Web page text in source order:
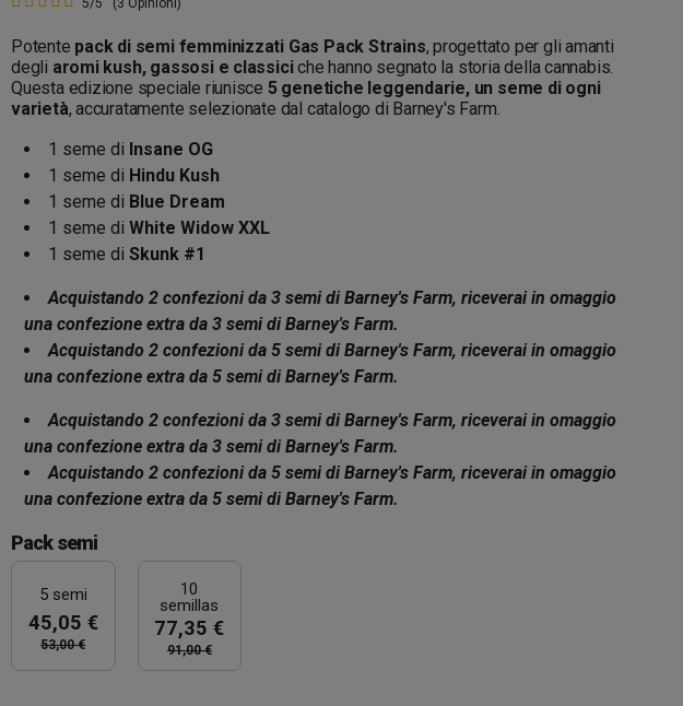
5/5 (3 Opinioni)
Potente pack di semi femminizzati Gas Pack Strains, progettato per gli amanti
degli aromi kush, gassosi e classiciche hanno segnato la storia della cannabis.
Questa edizione speciale riunisce 5 genetiche leggendarie, un seme di ogni
varietà, accuratamente selezionate dal catalogo di Barney's Farm.
1 seme di Insane OG
1 seme di Hindu Kush
1 seme di Blue Dream
1 seme di White Widow XXL
1 seme di Skunk #1
Acquistando 2 confezioni da 3 semi di Barney's Farm, riceverai in omaggio
una confezione extra da 3 semi di Barney's Farm.
Acquistando 2 confezioni da 5 semi di Barney's Farm, riceverai in omaggio
una confezione extra da 5 semi di Barney's Farm.
Acquistando 2 confezioni da 3 semi di Barney's Farm, riceverai in omaggio
una confezione extra da 3 semi di Barney's Farm.
Acquistando 2 confezioni da 5 semi di Barney's Farm, riceverai in omaggio
una confezione extra da 5 semi di Barney's Farm.
Pack semi
5 semi
45,05 €
53,00 €
10
semillas
77,35 €
91,00 €